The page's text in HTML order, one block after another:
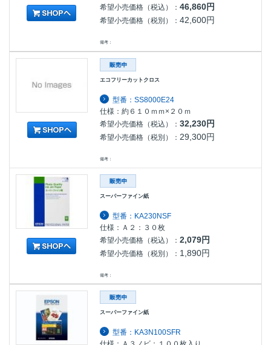
希望小売価格（税込）： 46,860円
希望小売価格（税別）： 42,600円
備考：
エコフリーカットクロス
型番：SS8000E24
仕様：約６１０ｍｍ×２０ｍ
希望小売価格（税込）：32,230円
希望小売価格（税別）： 29,300円
備考：
スーパーファイン紙
型番：KA230NSF
仕様：Ａ２：３０枚
希望小売価格（税込）： 2,079円
希望小売価格（税別）： 1,890円
備考：
スーパーファイン紙
型番：KA3N100SFR